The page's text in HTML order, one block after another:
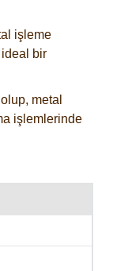
işleme
bir
metal
işlemlerinde